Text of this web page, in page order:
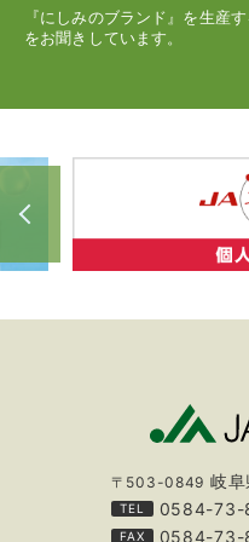
『にしみのブランド』を生産
をお聞きしています。
〒503-0849 岐
TEL 0584-73-
FAX 0584-73-